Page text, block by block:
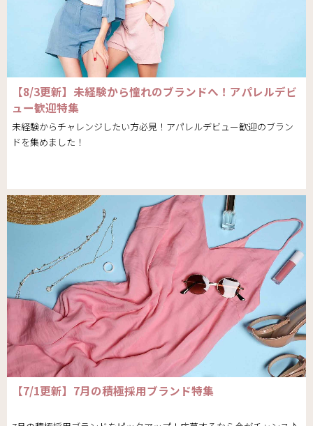
【8/3更新】未経験から憧れのブランドへ！アパレルデビ
ュー歓迎特集
未経験からチャレンジしたい方必見！アパレルデビュー歓迎のブラン
ドを集めました！
【7/1更新】7月の積極採用ブランド特集